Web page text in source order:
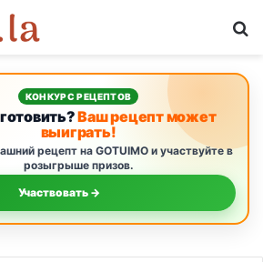
КОНКУРС РЕЦЕПТОВ
Ваш рецепт может
выиграть!
рецепт на GOTUIMO и участвуйте в
розыгрыше призов.
Участвовать →